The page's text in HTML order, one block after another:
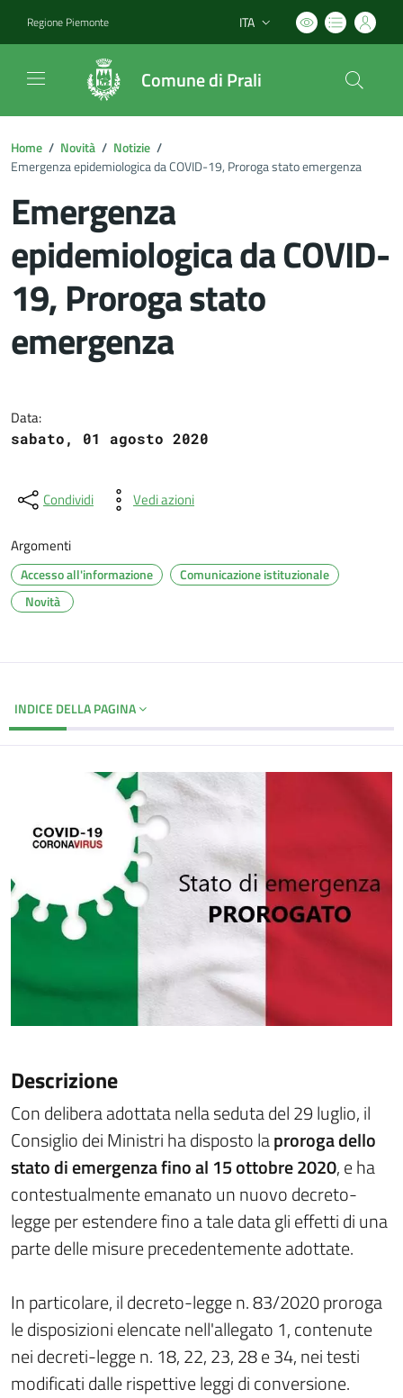
Regione Piemonte Lingua attiva:
ITA
Comune di Prali
Home / Novità / Notizie /
Emergenza epidemiologica da COVID-19, Proroga stato emergenza
Emergenza
epidemiologica da COVID-
19, Proroga stato
emergenza
Data:
sabato, 01 agosto 2020
Condividi Vedi azioni
Argomenti
Accesso all'informazione
Comunicazione istituzionale
Novità
INDICE DELLA PAGINA
Descrizione
Con delibera adottata nella seduta del 29 luglio, il
Consiglio dei Ministri ha disposto laproroga dello
stato di emergenza fino al 15 ottobre 2020, e ha
contestualmente emanato un nuovo decreto-
legge per estendere fino a tale data gli effetti di una
parte delle misure precedentemente adottate.
In particolare, il decreto-legge n. 83/2020 proroga
le disposizioni elencate nell'allegato 1, contenute
nei decreti-legge n. 18, 22, 23, 28 e 34, nei testi
modificati dalle rispettive leggi di conversione.